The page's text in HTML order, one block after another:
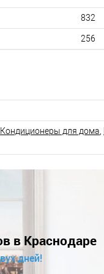
832
256
Кондиционеры для дома,
в Краснодаре
дней!